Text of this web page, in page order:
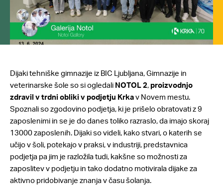
Dijaki tehniške gimnazije iz BIC Ljubljana, Gimnazije in
veterinarske šole so si ogledali NOTOL 2, proizvodnjo
zdravil v trdni obliki v podjetju Krkav Novem mestu.
Spoznali so zgodovino podjetja, ki je prišelo obratovati z 9
zaposlenimi in se je do danes toliko razraslo, da imajo skoraj
13000 zaposlenih. Dijaki so videli, kako stvari, o katerih se
učijo v šoli, potekajo v praksi, v industriji, predstavnica
podjetja pa jim je razložila tudi, kakšne so možnosti za
zaposlitev v podjetju in tako dodatno motivirala dijake za
aktivno pridobivanje znanja v času šolanja.